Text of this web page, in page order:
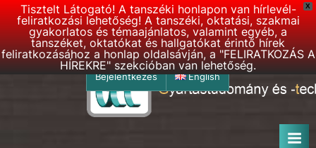
X
Tisztelt Látogató! A tanszéki honlapon van hírlevél-
feliratkozási lehetőség! A tanszéki, oktatási, szakmai
gyakorlatos és témaajánlatos, valamint egyéb, a
tanszéket, oktatókat és hallgatókat érintő hírek
feliratkozásához a honlap oldalsávján, a "FELIRATKOZÁS A
HÍREKRE" szekcióban van lehetőség.
Skip
Bejelentkezés English
BME